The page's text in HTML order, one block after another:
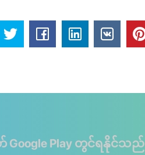
Google Play တွင်ရနိုင်သည်